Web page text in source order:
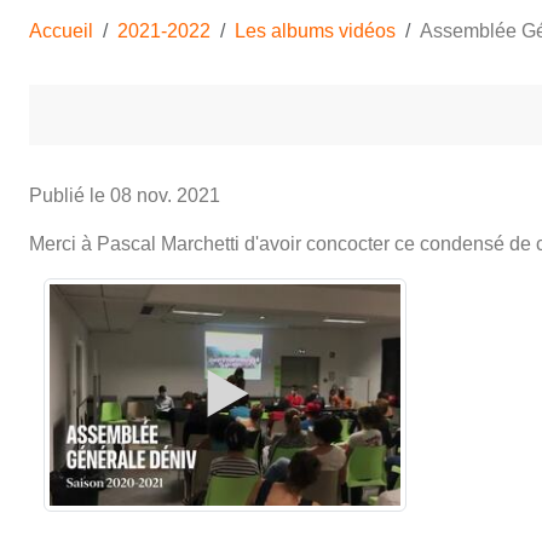
Accueil 2021-2022 Les albums vidéos Assemblée
Publié le 08 nov. 2021
Merci à Pascal Marchetti d'avoir concocter ce condensé de